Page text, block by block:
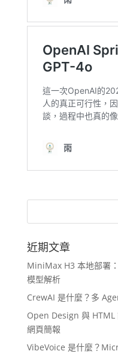
近期文章
MiniMax H3 本地部署
模型解析
CrewAI 是什麼？多
Open Design 與 HTML
網頁簡報
VibeVoice 是什麼？